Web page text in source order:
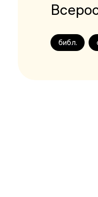
библ.